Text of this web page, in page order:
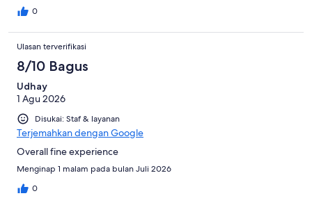
0
Ulasan terverifikasi
8/10 Bagus
Udhay
1 Agu 2026
Disukai: Staf & layanan
Terjemahkan dengan Google
Overall fine experience
Menginap 1 malam pada bulan Juli 2026
0